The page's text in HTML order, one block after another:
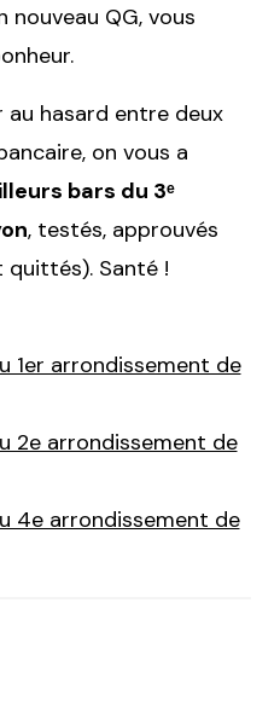
QG, vous
au hasard entre deux
on vous a
bars du 3ᵉ
, testés, approuvés
Santé !
1er arrondissement de
2e arrondissement de
4e arrondissement de